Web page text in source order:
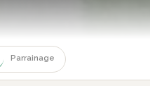
Parrainage